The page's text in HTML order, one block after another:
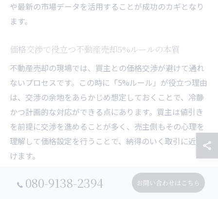
や最新の市場データを活用することが成功のカギとなり
ます。
価格交渉で役立つ不動産売却5%ルールの本質
不動産売却の現場では、買主との価格交渉が避けて通れ
ないプロセスです。この時に「5%ルール」が役立つ理由
は、交渉の余地をあらかじめ想定しておくことで、冷静
かつ計画的な対応ができる点にあります。買主は値引き
を前提に交渉を進めることが多く、売主側もその心理を
理解して価格設定を行うことで、納得のいく取引に近づ
けます。
例えば、査定価格が3,200万円の物件で5%ルールを適用
すると、3,040万円程度までの価格調整が視野に入りま
080-9138-2394 お問い合わせはこちら